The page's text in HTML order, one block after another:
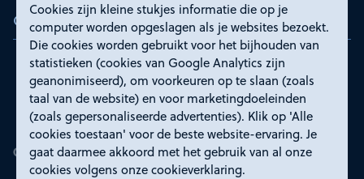
Cookies zijn kleine stukjes informatie die op je
computer worden opgeslagen als je websites bezoekt.
Die cookies worden gebruikt voor het bijhouden van
statistieken (cookies van Google Analytics zijn
geanonimiseerd), om voorkeuren op te slaan (zoals
taal van de website) en voor marketingdoeleinden
(zoals gepersonaliseerde advertenties). Klik op 'Alle
cookies toestaan' voor de beste website-ervaring. Je
gaat daarmee akkoord met het gebruik van al onze
cookies volgens onze cookieverklaring.
Certificeringen